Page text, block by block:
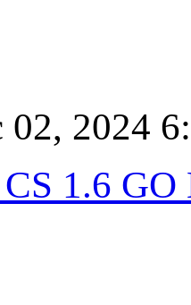
02, 2024
1.6